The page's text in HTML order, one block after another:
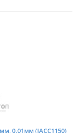
0.01мм (IACC1150)